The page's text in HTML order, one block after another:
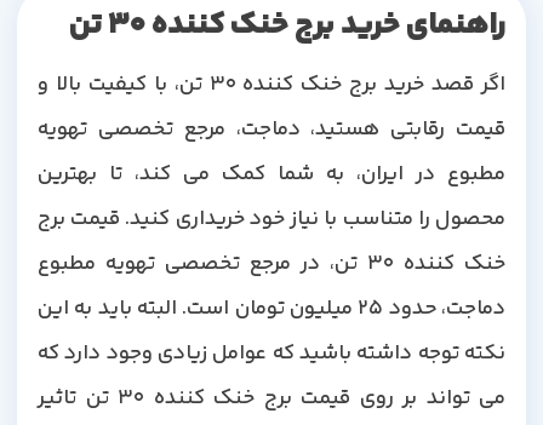
راهنمای خرید برج خنک کننده 30 تن
اگر قصد خرید برج خنک کننده 30 تن، با کیفیت بالا و
قیمت رقابتی هستید، دماجت، مرجع تخصصی تهویه
مطبوع در ایران، به شما کمک می کند، تا بهترین
محصول را متناسب با نیاز خود خریداری کنید. قیمت برج
خنک کننده 30 تن، در مرجع تخصصی تهویه مطبوع
دماجت، حدود 25 میلیون تومان است. البته باید به این
نکته توجه داشته باشید که عوامل زیادی وجود دارد که
می تواند بر روی قیمت برج خنک کننده 30 تن تاثیر